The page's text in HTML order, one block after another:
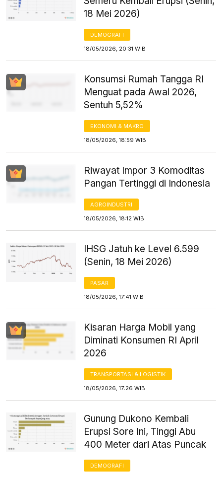
18 Mei 2026)
DEMOGRAFI
18/05/2026, 20:31 WIB
Konsumsi Rumah Tangga RI
Menguat pada Awal 2026,
Sentuh 5,52%
EKONOMI & MAKRO
18/05/2026, 18:59 WIB
Riwayat Impor 3 Komoditas
Pangan Tertinggi di Indonesia
AGROINDUSTRI
18/05/2026, 18:12 WIB
IHSG Jatuh ke Level 6.599
(Senin, 18 Mei 2026)
PASAR
18/05/2026, 17:41 WIB
Kisaran Harga Mobil yang
Diminati Konsumen RI April
2026
TRANSPORTASI & LOGISTIK
18/05/2026, 17:26 WIB
Gunung Dukono Kembali
Erupsi Sore Ini, Tinggi Abu
400 Meter dari Atas Puncak
DEMOGRAFI